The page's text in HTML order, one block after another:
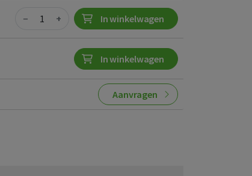
Quantity
− + In winkelwagen
In winkelwagen
Aanvragen